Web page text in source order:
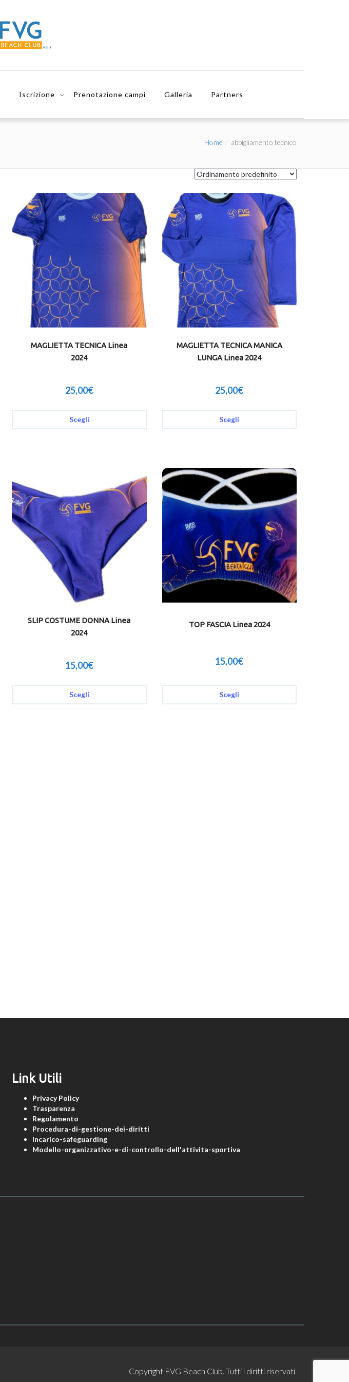
Iscrizione Prenotazione campi Galleria Partners
Home abbigliamento tecnico
MAGLIETTA TECNICA Linea
2024
25,00€
Scegli
MAGLIETTA TECNICA MANICA
LUNGA Linea 2024
25,00€
Scegli
SLIP COSTUME DONNA Linea
2024
15,00€
Scegli
TOP FASCIA Linea 2024
15,00€
Scegli
Link Utili
Privacy Policy
Trasparenza
Regolamento
Procedura-di-gestione-dei-diritti
Incarico-safeguarding
Modello-organizzativo-e-di-controllo-dell'attivita-sportiva
Copyright FVG Beach Club. Tutti i diritti riservati.